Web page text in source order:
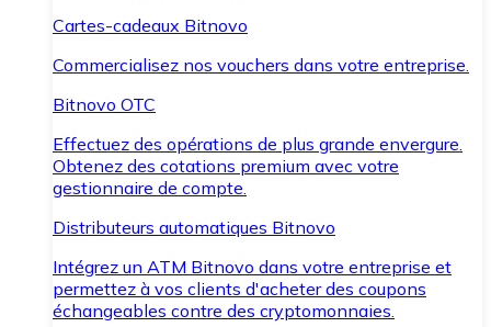
Cartes-cadeaux Bitnovo
Commercialisez nos vouchers dans votre entreprise.
Bitnovo OTC
Effectuez des opérations de plus grande envergure.
Obtenez des cotations premium avec votre
gestionnaire de compte.
Distributeurs automatiques Bitnovo
Intégrez un ATM Bitnovo dans votre entreprise et
permettez à vos clients d'acheter des coupons
échangeables contre des cryptomonnaies.